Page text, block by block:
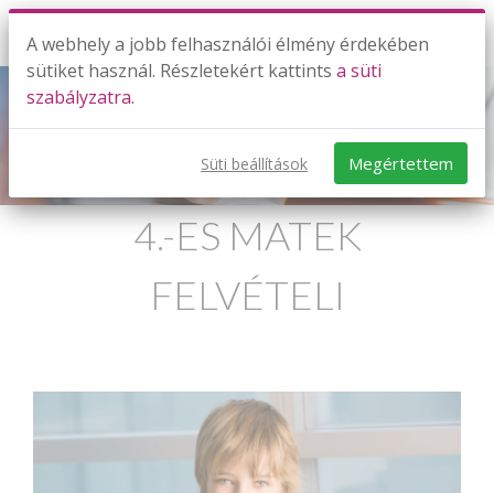
4.-ES MATEK
FELVÉTELI
A webhely a jobb felhasználói élmény érdekében
sütiket használ. Részletekért kattints a süti
szabályzatra.
Süti beállítások Megértettem